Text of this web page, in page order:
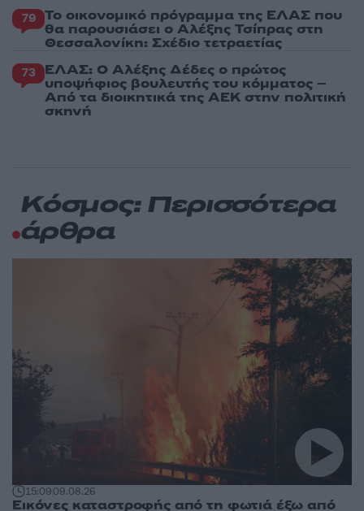
79 Το οικονομικό πρόγραμμα της ΕΛΑΣ που
θα παρουσιάσει ο Αλέξης Τσίπρας στη
Θεσσαλονίκη: Σχέδιο τετραετίας
73 ΕΛΑΣ: Ο Αλέξης Δέδες ο πρώτος
υποψήφιος βουλευτής του κόμματος –
Από τα διοικητικά της ΑΕΚ στην πολιτική
σκηνή
Κόσμος: Περισσότερα
άρθρα
15:0909.08.26
Εικόνες καταστροφής από τη φωτιά έξω από